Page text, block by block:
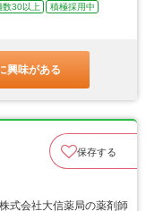
数30以上
積極採用中
興味がある
保存する
会社大信薬局の薬剤師